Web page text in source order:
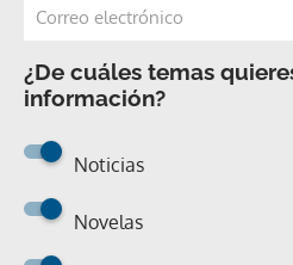
¿De cuáles temas
información?
Noticias
Novelas